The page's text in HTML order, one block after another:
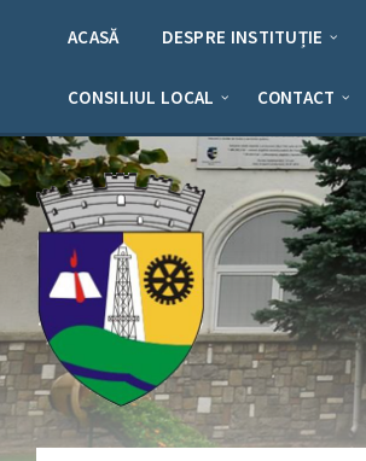
ACASĂ DESPRE INSTITUȚIE
CONSILIUL LOCAL CONTACT